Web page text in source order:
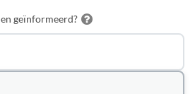
geïnformeerd?